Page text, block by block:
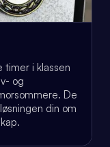
timer i klassen
og
De
din om